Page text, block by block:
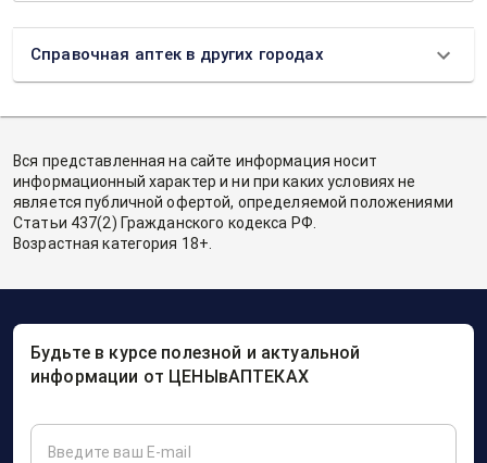
Справочная аптек в других городах
Вся представленная на сайте информация носит
информационный характер и ни при каких условиях не
является публичной офертой, определяемой положениями
Статьи 437(2) Гражданского кодекса РФ.
Возрастная категория 18+.
Будьте в курсе полезной и актуальной
информации от ЦЕНЫвАПТЕКАХ